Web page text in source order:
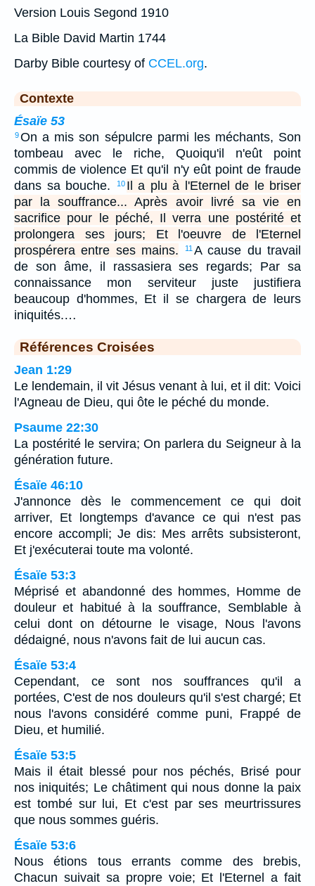
Version Louis Segond 1910
La Bible David Martin 1744
Darby Bible courtesy of CCEL.org.
Contexte
Ésaïe 53
9On a mis son sépulcre parmi les méchants, Son
tombeau avec le riche, Quoiqu'il n'eût point
commis de violence Et qu'il n'y eût point de fraude
dans sa bouche.
10 Il a plu à l'Eternel de le briser
par la souffrance... Après avoir livré sa vie en
sacrifice pour le péché, Il verra une postérité et
prolongera ses jours; Et l'oeuvre de l'Eternel
prospérera entre ses mains.
11A cause du travail
de son âme, il rassasiera ses regards; Par sa
connaissance mon serviteur juste justifiera
beaucoup d'hommes, Et il se chargera de leurs
iniquités.…
Références Croisées
Jean 1:29
Le lendemain, il vit Jésus venant à lui, et il dit: Voici
l'Agneau de Dieu, qui ôte le péché du monde.
Psaume 22:30
La postérité le servira; On parlera du Seigneur à la
génération future.
Ésaïe 46:10
J'annonce dès le commencement ce qui doit
arriver, Et longtemps d'avance ce qui n'est pas
encore accompli; Je dis: Mes arrêts subsisteront,
Et j'exécuterai toute ma volonté.
Ésaïe 53:3
Méprisé et abandonné des hommes, Homme de
douleur et habitué à la souffrance, Semblable à
celui dont on détourne le visage, Nous l'avons
dédaigné, nous n'avons fait de lui aucun cas.
Ésaïe 53:4
Cependant, ce sont nos souffrances qu'il a
portées, C'est de nos douleurs qu'il s'est chargé; Et
nous l'avons considéré comme puni, Frappé de
Dieu, et humilié.
Ésaïe 53:5
Mais il était blessé pour nos péchés, Brisé pour
nos iniquités; Le châtiment qui nous donne la paix
est tombé sur lui, Et c'est par ses meurtrissures
que nous sommes guéris.
Ésaïe 53:6
Nous étions tous errants comme des brebis,
Chacun suivait sa propre voie; Et l'Eternel a fait